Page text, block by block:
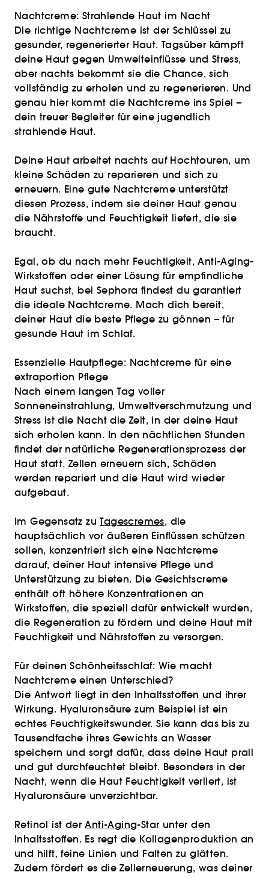
Nachtcreme: Strahlende Haut im Nacht
Die richtige Nachtcreme ist der Schlüssel zu
gesunder, regenerierter Haut. Tagsüber kämpft
deine Haut gegen Umwelteinflüsse und Stress,
aber nachts bekommt sie die Chance, sich
vollständig zu erholen und zu regenerieren. Und
genau hier kommt die Nachtcreme ins Spiel –
dein treuer Begleiter für eine jugendlich
strahlende Haut.
Deine Haut arbeitet nachts auf Hochtouren, um
kleine Schäden zu reparieren und sich zu
erneuern. Eine gute Nachtcreme unterstützt
diesen Prozess, indem sie deiner Haut genau
die Nährstoffe und Feuchtigkeit liefert, die sie
braucht.
Egal, ob du nach mehr Feuchtigkeit, Anti-Aging-
Wirkstoffen oder einer Lösung für empfindliche
Haut suchst, bei Sephora findest du garantiert
die ideale Nachtcreme. Mach dich bereit,
deiner Haut die beste Pflege zu gönnen – für
gesunde Haut im Schlaf.
Essenzielle Hautpflege: Nachtcreme für eine
extraportion Pflege
Nach einem langen Tag voller
Sonneneinstrahlung, Umweltverschmutzung und
Stress ist die Nacht die Zeit, in der deine Haut
sich erholen kann. In den nächtlichen Stunden
findet der natürliche Regenerationsprozess der
Haut statt. Zellen erneuern sich, Schäden
werden repariert und die Haut wird wieder
aufgebaut.
Im Gegensatz zuTagescremes, die
hauptsächlich vor äußeren Einflüssen schützen
sollen, konzentriert sich eine Nachtcreme
darauf, deiner Haut intensive Pflege und
Unterstützung zu bieten. Die Gesichtscreme
enthält oft höhere Konzentrationen an
Wirkstoffen, die speziell dafür entwickelt wurden,
die Regeneration zu fördern und deine Haut mit
Feuchtigkeit und Nährstoffen zu versorgen.
Für deinen Schönheitsschlaf: Wie macht
Nachtcreme einen Unterschied?
Die Antwort liegt in den Inhaltsstoffen und ihrer
Wirkung. Hyaluronsäure zum Beispiel ist ein
echtes Feuchtigkeitswunder. Sie kann das bis zu
Tausendfache ihres Gewichts an Wasser
speichern und sorgt dafür, dass deine Haut prall
und gut durchfeuchtet bleibt. Besonders in der
Nacht, wenn die Haut Feuchtigkeit verliert, ist
Hyaluronsäure unverzichtbar.
Retinol ist derAnti-Aging-Star unter den
Inhaltsstoffen. Es regt die Kollagenproduktion an
und hilft, feine Linien und Falten zu glätten.
Zudem fördert es die Zellerneuerung, was deiner